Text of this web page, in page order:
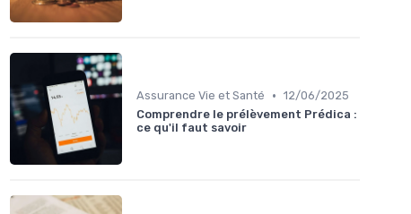
Assurance Vie et Santé • 12/06/2025
Comprendre le prélèvement Prédica :
ce qu'il faut savoir